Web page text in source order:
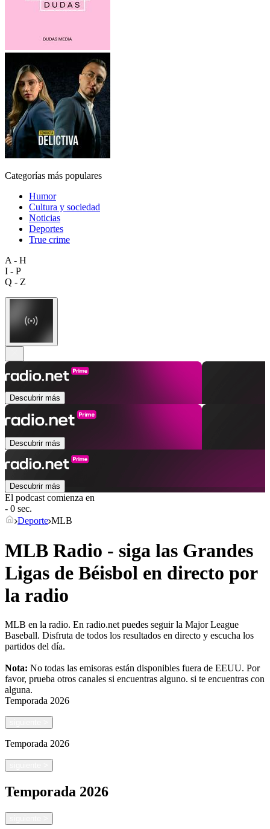
Categorías más populares
Humor
Cultura y sociedad
Noticias
Deportes
True crime
A - H
I - P
Q - Z
Descubrir más
Descubrir más
Descubrir más
El podcast comienza en
- 0 sec.
Deporte MLB
MLB Radio - siga las Grandes
Ligas de Béisbol en directo por
la radio
MLB en la radio. En radio.net puedes seguir la Major League
Baseball. Disfruta de todos los resultados en directo y escucha los
partidos del día.
Nota: No todas las emisoras están disponibles fuera de EEUU. Por
favor, prueba otros canales si encuentras alguno. si te encuentras con
alguna.
Temporada 2026
Temporada 2026
Temporada 2026